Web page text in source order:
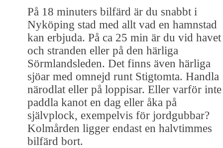
På 18 minuters bilfärd är du snabbt i
Nyköping stad med allt vad en hamnstad
kan erbjuda. På ca 25 min är du vid havet
och stranden eller på den härliga
Sörmlandsleden. Det finns även härliga
sjöar med omnejd runt Stigtomta. Handla
närodlat eller på loppisar. Eller varför inte
paddla kanot en dag eller åka på
självplock, exempelvis för jordgubbar?
Kolmården ligger endast en halvtimmes
bilfärd bort.